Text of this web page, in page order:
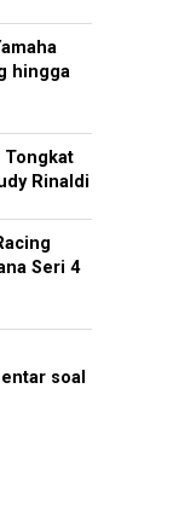
hingga
Tongkat
Rinaldi
Seri 4
soal